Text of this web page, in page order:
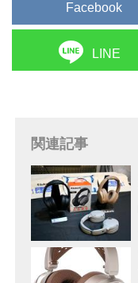
Facebook
LINE
関連記事